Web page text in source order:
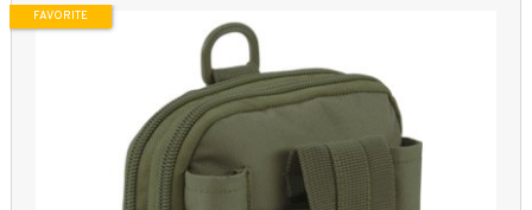
FAVORITE